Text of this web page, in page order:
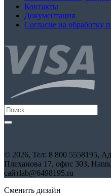
Контакты
Документация
Согласие на обработку
© 2026, Тел: 8 800 5558195,
Плеханова 17, офис 303,
сайтlab@6498195.ru
Сменить дизайн